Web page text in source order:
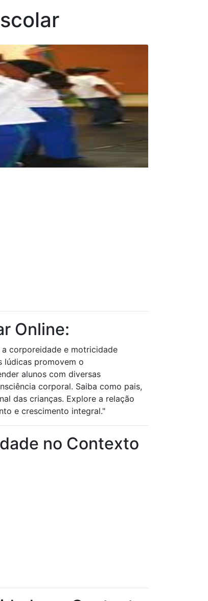
Online:
corporeidade e motricidade
lúdicas promovem o
alunos com diversas
corporal. Saiba como pais,
das crianças. Explore a relação
e crescimento integral."
no Contexto